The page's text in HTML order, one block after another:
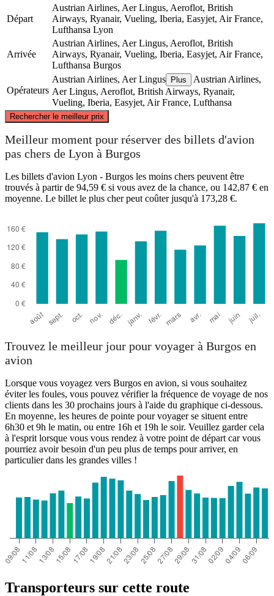
Départ
Austrian Airlines, Aer Lingus, Aeroflot, British
Airways, Ryanair, Vueling, Iberia, Easyjet, Air France,
Lufthansa Lyon
Arrivée
Austrian Airlines, Aer Lingus, Aeroflot, British
Airways, Ryanair, Vueling, Iberia, Easyjet, Air France,
Lufthansa Burgos
Opérateurs
Austrian Airlines, Aer Lingus Plus
Austrian Airlines,
Aer Lingus, Aeroflot, British Airways, Ryanair,
Vueling, Iberia, Easyjet, Air France, Lufthansa
Rechercher le meilleur prix
Lyon
Burgos
© CARTO , ©OpenStreetMapcontributors
Meilleur moment pour réserver des billets d'avion
pas chers de Lyon à Burgos
Les billets d'avion Lyon - Burgos les moins chers peuvent être
trouvés à partir de 94,59 € si vous avez de la chance, ou 142,87 € en
moyenne. Le billet le plus cher peut coûter jusqu'à 173,28 €.
Trouvez le meilleur jour pour voyager à Burgos en
avion
Lorsque vous voyagez vers Burgos en avion, si vous souhaitez
éviter les foules, vous pouvez vérifier la fréquence de voyage de nos
clients dans les 30 prochains jours à l'aide du graphique ci-dessous.
En moyenne, les heures de pointe pour voyager se situent entre
6h30 et 9h le matin, ou entre 16h et 19h le soir. Veuillez garder cela
à l'esprit lorsque vous vous rendez à votre point de départ car vous
pourriez avoir besoin d'un peu plus de temps pour arriver, en
particulier dans les grandes villes !
Transporteurs sur cette route